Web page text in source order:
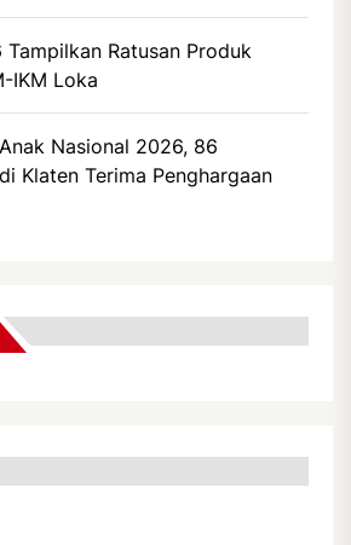
Ratusan Produk
IKM Loka
Nasional 2026, 86
Klaten Terima Penghargaan